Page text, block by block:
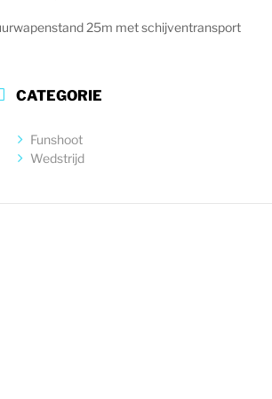
25m met schijventransport
CATEGORIE
Funshoot
Wedstrijd